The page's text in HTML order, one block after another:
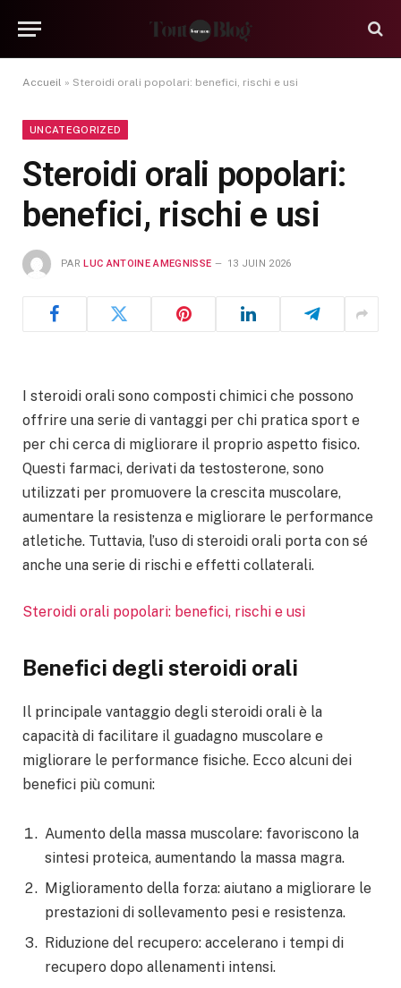
Accueil » Steroidi orali popolari: benefici, rischi e usi
UNCATEGORIZED
Steroidi orali popolari:
benefici, rischi e usi
PAR LUC ANTOINE AMEGNISSE 13 JUIN 2026
I steroidi orali sono composti chimici che possono
offrire una serie di vantaggi per chi pratica sport e
per chi cerca di migliorare il proprio aspetto fisico.
Questi farmaci, derivati da testosterone, sono
utilizzati per promuovere la crescita muscolare,
aumentare la resistenza e migliorare le performance
atletiche. Tuttavia, l’uso di steroidi orali porta con sé
anche una serie di rischi e effetti collaterali.
Steroidi orali popolari: benefici, rischi e usi
Benefici degli steroidi orali
Il principale vantaggio degli steroidi orali è la
capacità di facilitare il guadagno muscolare e
migliorare le performance fisiche. Ecco alcuni dei
benefici più comuni:
Aumento della massa muscolare: favoriscono la
sintesi proteica, aumentando la massa magra.
Miglioramento della forza: aiutano a migliorare le
prestazioni di sollevamento pesi e resistenza.
Riduzione del recupero: accelerano i tempi di
recupero dopo allenamenti intensi.